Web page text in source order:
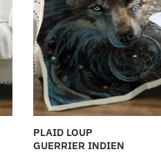
PLAID LOUP
GUERRIER INDIEN